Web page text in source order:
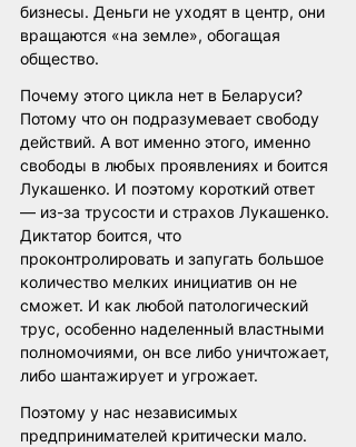
бизнесы. Деньги не уходят в центр, они
вращаются «на земле», обогащая
общество.
Почему этого цикла нет в Беларуси?
Потому что он подразумевает свободу
действий. А вот именно этого, именно
свободы в любых проявлениях и боится
Лукашенко. И поэтому короткий ответ
— из-за трусости и страхов Лукашенко.
Диктатор боится, что
проконтролировать и запугать большое
количество мелких инициатив он не
сможет. И как любой патологический
трус, особенно наделенный властными
полномочиями, он все либо уничтожает,
либо шантажирует и угрожает.
Поэтому у нас независимых
предпринимателей критически мало.